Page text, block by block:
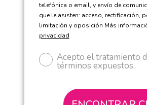
telefónica o email, y envío de
que le asisten: acceso, rectificación,
limitación y oposición Más
privacidad
Acepto el tratamiento
términos expuestos.